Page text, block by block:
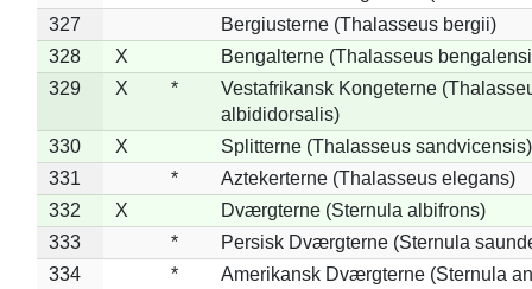
327
Bergiusterne (Thalasseus bergii)
328
X
Bengalterne (Thalasseus
329
X *
Vestafrikansk Kongeterne
albididorsalis)
330
X
Splitterne (Thalasseus sandvicensis)
331
*
Aztekerterne (Thalasseus elegans)
332
X
Dværgterne (Sternula albifrons)
333
*
Persisk Dværgterne (Sternula
334
*
Amerikansk Dværgterne (Sternula